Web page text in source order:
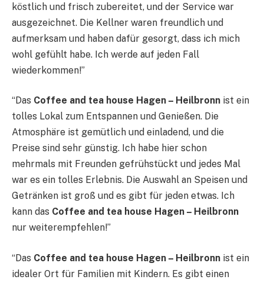
köstlich und frisch zubereitet, und der Service war
ausgezeichnet. Die Kellner waren freundlich und
aufmerksam und haben dafür gesorgt, dass ich mich
wohl gefühlt habe. Ich werde auf jeden Fall
wiederkommen!”
“Das Coffee and tea house Hagen – Heilbronn ist ein
tolles Lokal zum Entspannen und Genießen. Die
Atmosphäre ist gemütlich und einladend, und die
Preise sind sehr günstig. Ich habe hier schon
mehrmals mit Freunden gefrühstückt und jedes Mal
war es ein tolles Erlebnis. Die Auswahl an Speisen und
Getränken ist groß und es gibt für jeden etwas. Ich
kann das Coffee and tea house Hagen – Heilbronn
nur weiterempfehlen!”
“Das Coffee and tea house Hagen – Heilbronn ist ein
idealer Ort für Familien mit Kindern. Es gibt einen